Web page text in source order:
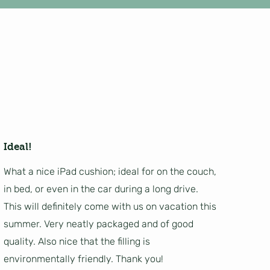
Ideal!
What a nice iPad cushion; ideal for on the couch,
in bed, or even in the car during a long drive.
This will definitely come with us on vacation this
summer. Very neatly packaged and of good
quality. Also nice that the filling is
environmentally friendly. Thank you!